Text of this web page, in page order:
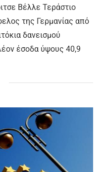
Βέλλε Τεράστιο
της Γερμανίας από
δανεισμού
έσοδα ύψους 40,9